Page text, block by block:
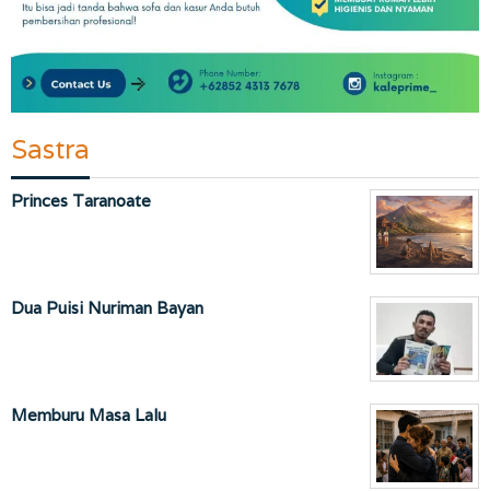
Sastra
Princes Taranoate
Dua Puisi Nuriman Bayan
Memburu Masa Lalu